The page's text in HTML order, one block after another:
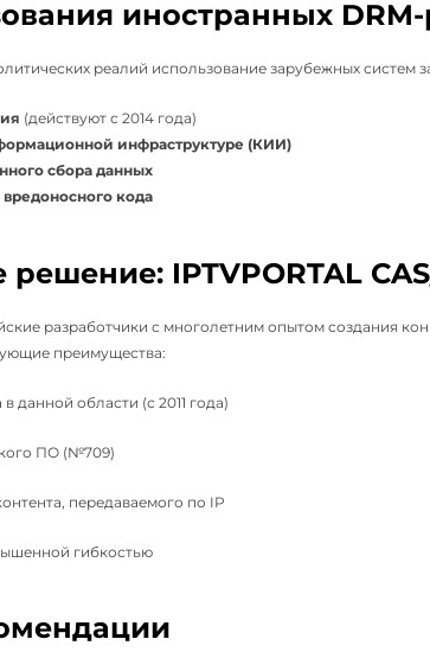
иностранных
реалий использование зарубежных систем
(действуют с 2014 года)
инфраструктуре (КИИ)
сбора данных
кода
решение: IPTVPORTAL
разработчики с многолетним опытом создания
преимущества:
данной области (с 2011 года)
ПО (№709)
передаваемого по IP
гибкостью